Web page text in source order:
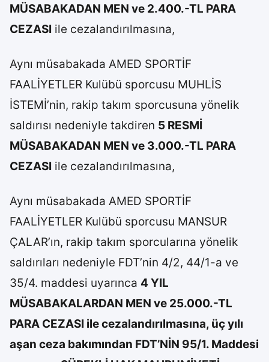
MÜSABAKADAN MEN ve 2.400.-TL PARA
CEZASI ile cezalandırılmasına,
Aynı müsabakada AMED SPORTİF
FAALİYETLER Kulübü sporcusu MUHLİS
İSTEMİ’nin, rakip takım sporcusuna yönelik
saldırısı nedeniyle takdiren 5 RESMİ
MÜSABAKADAN MEN ve 3.000.-TL PARA
CEZASI ile cezalandırılmasına,
Aynı müsabakada AMED SPORTİF
FAALİYETLER Kulübü sporcusu MANSUR
ÇALAR’ın, rakip takım sporcularına yönelik
saldırıları nedeniyle FDT’nin 4/2, 44/1-a ve
35/4. maddesi uyarınca 4 YIL
MÜSABAKALARDAN MEN ve 25.000.-TL
PARA CEZASI ile cezalandırılmasına, üç yılı
aşan ceza bakımından FDT’NİN 95/1. Maddesi